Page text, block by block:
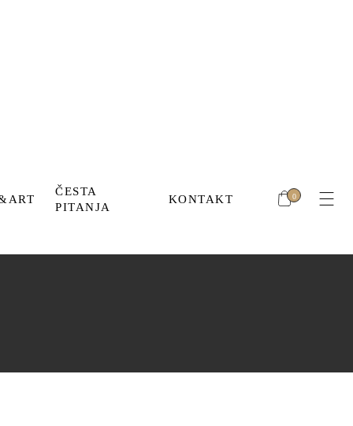
ČESTA
PITANJA
KONTAKT 0